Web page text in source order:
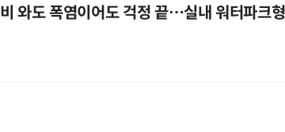
비 와도 폭염이어도 걱정 끝…실내 워터파크